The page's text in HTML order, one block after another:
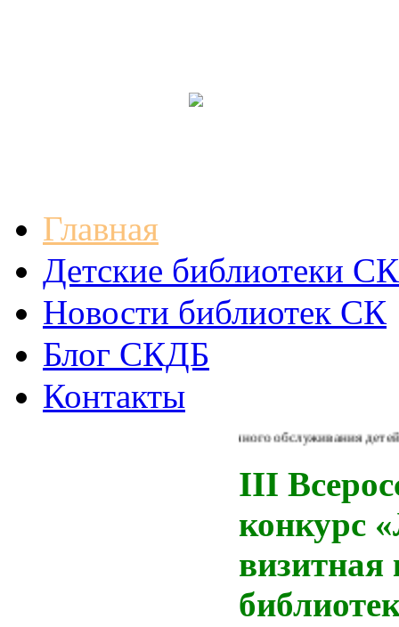
Главная
Детские библиотеки СК
Новости библиотек СК
Блог СКДБ
Контакты
Из Концепции библиотечного обслуживания детей в
III
конкурс
визитная